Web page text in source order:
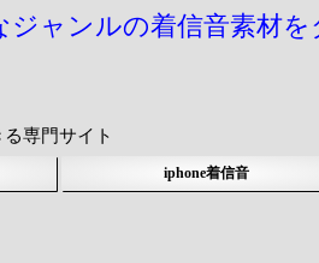
ャンルの着信音素材を
専門サイト
iphone着信音